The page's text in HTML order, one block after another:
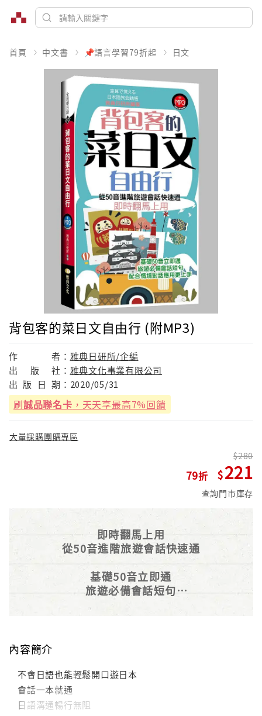
首頁 中文書 📌語言學習79折起 日文
背包客的菜日文自由行 (附MP3)
作 者： 雅典日研所/企編
出
版 社： 雅典文化事業有限公司
出 版 日 期： 2020/05/31
刷誠品聯名卡 ，天天享最高7%回饋
大量採購團購專區
79
280
221
查詢門市庫存
即時翻馬上用
從50音進階旅遊會話快速通
基礎50音立即通
旅遊必備會話短句
配合情境對話應用更上手
內容簡介
不會日語也能輕鬆開口遊日本
會話一本就通
日語溝通暢行無阻